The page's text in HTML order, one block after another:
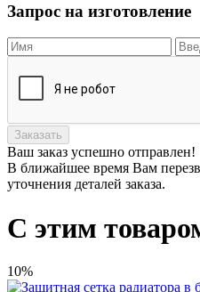
Запрос на изготовление
Заказать
Ваш заказ успешно отправлен!
В ближайшее время Вам
уточнения деталей заказа.
С этим
10%